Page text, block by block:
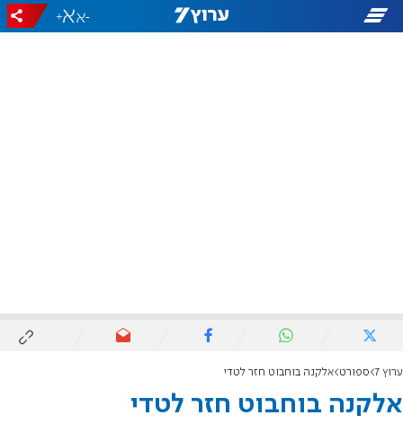
-
+
ערוץ 7 ספורט אלקנה בוחבוט חזר לטדי
אלקנה בוחבוט חזר לטדי